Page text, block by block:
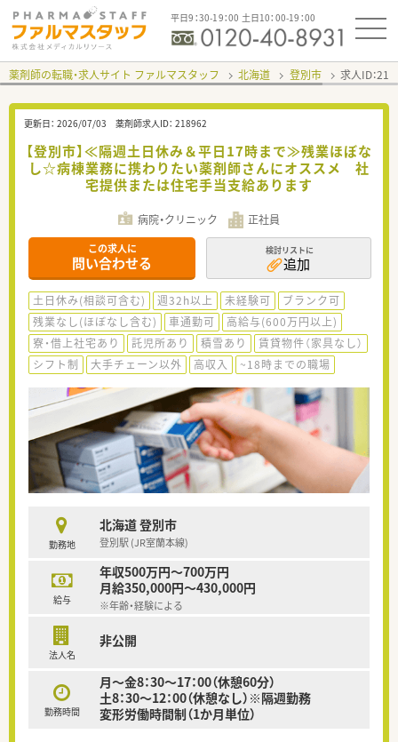
平日9：30-19：00 土日10：00-19：00
薬剤師の転職・求人サイト ファルマスタッフ 北海道 登別市 求人ID：
更新日： 2026/07/03 薬剤師求人ID： 218962
【登別市】≪隔週土日休み＆平日17時まで≫残業ほぼな
し☆病棟業務に携わりたい薬剤師さんにオススメ 社
宅提供または住宅手当支給あります
病院・クリニック 正社員
この求人に
問い合わせる
検討リストに
追加
土日休み(相談可含む) 週32h以上 未経験可
ブランク可
残業なし(ほぼなし含む)
車通勤可
高給与(600万円以上)
寮・借上社宅あり
託児所あり 積雪あり
賃貸物件（家具なし）
シフト制
大手チェーン以外 高収入 ~18時までの職場
勤務地
北海道 登別市
登別駅 (JR室蘭本線)
給与
年収500万円～700万円
月給350,000円～430,000円
※年齢・経験による
法人名
非公開
勤務時間
月～金8：30～17：00（休憩60分）
土8：30～12：00（休憩なし）※隔週勤務
変形労働時間制（1か月単位）